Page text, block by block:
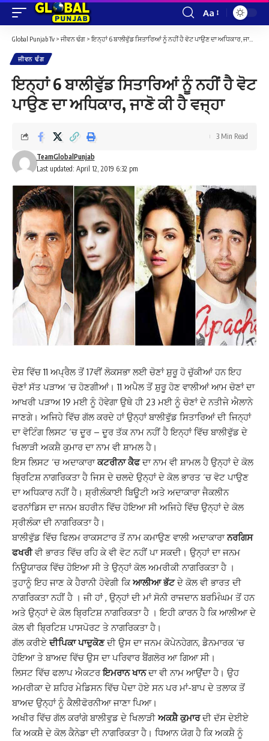
Font
Resizer
Aa
Global Punjab Tv > ਜੀਵਨ ਢੰਗ >ਇਨ੍ਹਾਂ 6 ਬਾਲੀਵੁੱਡ ਸਿਤਾਰਿਆਂ ਨੂੰ ਨਹੀਂ ਹੈ ਵੋਟ ਪਾਉਣ ਦਾ ਅਧਿਕਾਰ, ਜਾਣੋ ਕੀ ਹੈ ਵਜ੍ਹਾ
ਜੀਵਨ ਢੰਗ
ਇਨ੍ਹਾਂ 6 ਬਾਲੀਵੁੱਡ ਸਿਤਾਰਿਆਂ ਨੂੰ ਨਹੀਂ ਹੈ ਵੋਟ
ਪਾਉਣ ਦਾ ਅਧਿਕਾਰ, ਜਾਣੋ ਕੀ ਹੈ ਵਜ੍ਹਾ
Last updated: April 12, 2019 6:32 pm
TeamGlobalPunjab
3 Min Read
ਦੇਸ਼ ਵਿੱਚ 11 ਅਪ੍ਰੈਲ ਤੋਂ 17ਵੀਂ ਲੋਕਸਭਾ ਲਈ ਚੋਣਾਂ ਸ਼ੁਰੂ ਹੋ ਚੁੱਕੀਆਂ ਹਨ ਇਹ
ਚੋਣਾਂ ਸੱਤ ਪੜਾਅ ‘ਚ ਹੋਣਗੀਆਂ। 11 ਅਪੈਲ ਤੋਂ ਸ਼ੁਰੂ ਹੋਣ ਵਾਲੀਆਂ ਆਮ ਚੋਣਾਂ ਦਾ
ਆਖਰੀ ਪੜਾਅ 19 ਮਈ ਨੂੰ ਹੋਵੇਗਾ ਉਥੇ ਹੀ 23 ਮਈ ਨੂੰ ਚੋਣਾਂ ਦੇ ਨਤੀਜੇ ਐਲਾਨੇ
ਜਾਣਗੇ। ਅਜਿਹੇ ਵਿੱਚ ਗੱਲ ਕਰਦੇ ਹਾਂ ਉਨ੍ਹਾਂ ਬਾਲੀਵੁੱਡ ਸਿਤਾਰਿਆਂ ਦੀ ਜਿਨ੍ਹਾਂ
ਦਾ ਵੋਟਿੰਗ ਲਿਸਟ ‘ਚ ਦੂਰ – ਦੂਰ ਤੱਕ ਨਾਮ ਨਹੀਂ ਹੈ ਇਨ੍ਹਾਂ ਵਿੱਚ ਬਾਲੀਵੁੱਡ ਦੇ
ਖਿਲਾੜੀ ਅਕਸ਼ੈ ਕੁਮਾਰ ਦਾ ਨਾਮ ਵੀ ਸ਼ਾਮਲ ਹੈ।
ਇਸ ਲਿਸਟ ‘ਚ ਅਦਾਕਾਰਾਕਟਰੀਨਾ ਕੈਫਦਾ ਨਾਮ ਵੀ ਸ਼ਾਮਲ ਹੈ ਉਨ੍ਹਾਂ ਦੇ ਕੋਲ
ਬ੍ਰਿਟਿਸ਼ ਨਾਗਰਿਕਤਾ ਹੈ ਜਿਸ ਦੇ ਚਲਦੇ ਉਨ੍ਹਾਂ ਦੇ ਕੋਲ ਭਾਰਤ ‘ਚ ਵੋਟ ਪਾਉਣ
ਦਾ ਅਧਿਕਾਰ ਨਹੀਂ ਹੈ। ਸ਼੍ਰੀਲੰਕਾਈ ਬਿਊਟੀ ਅਤੇ ਅਦਾਕਾਰਾ ਜੈਕਲੀਨ
ਫਰਨਾਂਡਿਸ ਦਾ ਜਨਮ ਬਹਰੀਨ ਵਿੱਚ ਹੋਇਆ ਸੀ ਅਜਿਹੇ ਵਿੱਚ ਉਨ੍ਹਾਂ ਦੇ ਕੋਲ
ਸ੍ਰੀਲੰਕਾ ਦੀ ਨਾਗਰਿਕਤਾ ਹੈ।
ਬਾਲੀਵੁੱਡ ਵਿੱਚ ਫਿਲਮ ਰਾਕਸਟਾਰ ਤੋਂ ਨਾਮ ਕਮਾਉਣ ਵਾਲੀ ਅਦਾਕਾਰਾਨਰਗਿਸ
ਫਖਰੀਵੀ ਭਾਰਤ ਵਿੱਚ ਰਹਿ ਕੇ ਵੀ ਵੋਟ ਨਹੀਂ ਪਾ ਸਕਦੀ। ਉਨ੍ਹਾਂ ਦਾ ਜਨਮ
ਨਿਊਯਾਰਕ ਵਿੱਚ ਹੋਇਆ ਸੀ ਤੇ ਉਨ੍ਹਾਂ ਕੋਲ ਅਮਰੀਕੀ ਨਾਗਰਿਕਤਾ ਹੈ ।
ਤੁਹਾਨੂੰ ਇਹ ਜਾਣ ਕੇ ਹੈਰਾਨੀ ਹੋਵੇਗੀ ਕਿਆਲੀਆ ਭੱਟਦੇ ਕੋਲ ਵੀ ਭਾਰਤ ਦੀ
ਨਾਗਰਿਕਤਾ ਨਹੀਂ ਹੈ । ਜੀ ਹਾਂ , ਉਨ੍ਹਾਂ ਦੀ ਮਾਂ ਸੋਨੀ ਰਾਜਦਾਨ ਬਰਮਿੰਘਮ ਤੋਂ ਹਨ
ਅਤੇ ਉਨ੍ਹਾਂ ਦੇ ਕੋਲ ਬ੍ਰਿਟਿਸ਼ ਨਾਗਰਿਕਤਾ ਹੈ । ਇਹੀ ਕਾਰਨ ਹੈ ਕਿ ਆਲੀਆ ਦੇ
ਕੋਲ ਵੀ ਬ੍ਰਿਟਿਸ਼ ਪਾਸਪੋਰਟ ਤੇ ਨਾਗਰਿਕਤਾ ਹੈ।
ਗੱਲ ਕਰੀਏਦੀਪਿਕਾ ਪਾਦੁਕੋਣਦੀ ਉਸ ਦਾ ਜਨਮ ਕੋਪੇਨਹੇਗਨ, ਡੈਨਮਾਰਕ ‘ਚ
ਹੋਇਆ ਤੇ ਬਾਅਦ ਵਿੱਚ ਉਸ ਦਾ ਪਰਿਵਾਰ ਬੈਂਗਲੋਰ ਆ ਗਿਆ ਸੀ।
ਲਿਸਟ ਵਿੱਚ ਫਲਾਪ ਐਕਟਰਇਮਰਾਨ ਖਾਨਦਾ ਵੀ ਨਾਮ ਆਉਂਦਾ ਹੈ। ਉਹ
ਅਮਰੀਕਾ ਦੇ ਸ਼ਹਿਰ ਮੇਡਿਸਨ ਵਿੱਚ ਪੈਦਾ ਹੋਏ ਸਨ ਪਰ ਮਾਂ-ਬਾਪ ਦੇ ਤਲਾਕ ਤੋਂ
ਬਾਅਦ ਉਨ੍ਹਾਂ ਨੂੰ ਕੈਲੀਫੋਰਨੀਆ ਜਾਣਾ ਪਿਆ।
ਅਖੀਰ ਵਿੱਚ ਗੱਲ ਕਰਾਂਗੇ ਬਾਲੀਵੁਡ ਦੇ ਖਿਲਾੜੀਅਕਸ਼ੈ ਕੁਮਾਰਦੀ ਦੱਸ ਦੇਈਏ
ਕਿ ਅਕਸ਼ੈ ਦੇ ਕੋਲ ਕੈਨੇਡਾ ਦੀ ਨਾਗਰਿਕਤਾ ਹੈ। ਧਿਆਨ ਯੋਗ ਹੈ ਕਿ ਅਕਸ਼ੈ ਨੂੰ